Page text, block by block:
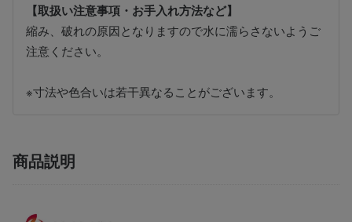
【取扱い注意事項・お手入れ方法など】
縮み、破れの原因となりますので水に濡らさないようご
注意ください。
※寸法や色合いは若干異なることがございます。
商品説明